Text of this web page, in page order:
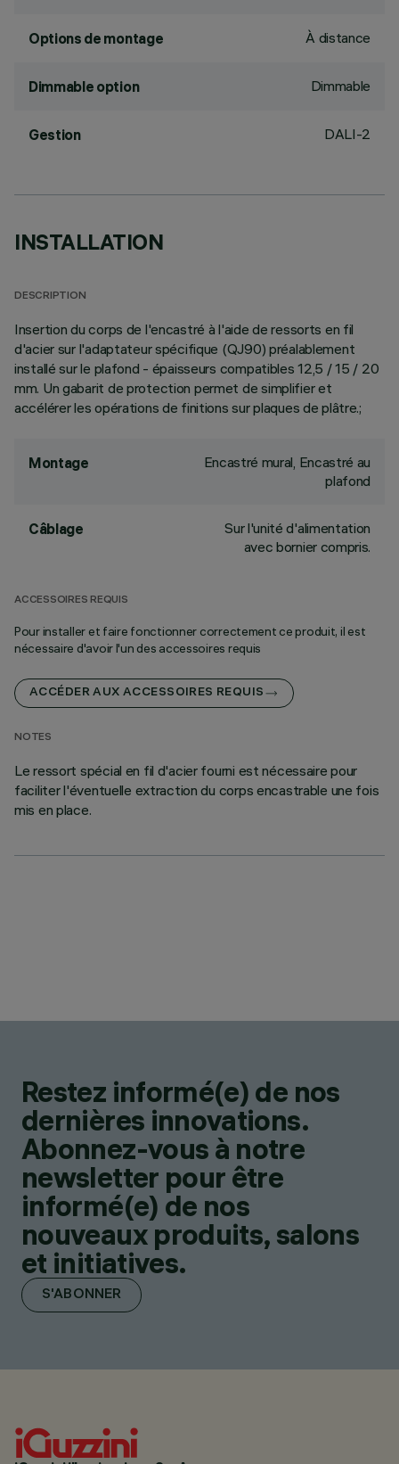
Options de montage À distance
Dimmable option Dimmable
Gestion DALI-2
INSTALLATION
DESCRIPTION
Insertion du corps de l'encastré à l'aide de ressorts en fil
d'acier sur l'adaptateur spécifique (QJ90) préalablement
installé sur le plafond - épaisseurs compatibles 12,5 / 15 / 20
mm. Un gabarit de protection permet de simplifier et
accélérer les opérations de finitions sur plaques de plâtre.;
Montage
Encastré mural, Encastré au
plafond
Câblage
Sur l'unité d'alimentation
avec bornier compris.
ACCESSOIRES REQUIS
Pour installer et faire fonctionner correctement ce produit, il est
nécessaire d'avoir l'un des accessoires requis
ACCÉDER AUX ACCESSOIRES REQUIS
NOTES
Le ressort spécial en fil d'acier fourni est nécessaire pour
faciliter l'éventuelle extraction du corps encastrable une fois
mis en place.
Restez informé(e) de nos
dernières innovations.
Abonnez-vous à notre
newsletter pour être
informé(e) de nos
nouveaux produits, salons
et initiatives.
S'ABONNER